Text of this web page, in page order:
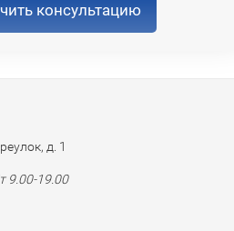
консультацию
д. 1
9.00-19.00